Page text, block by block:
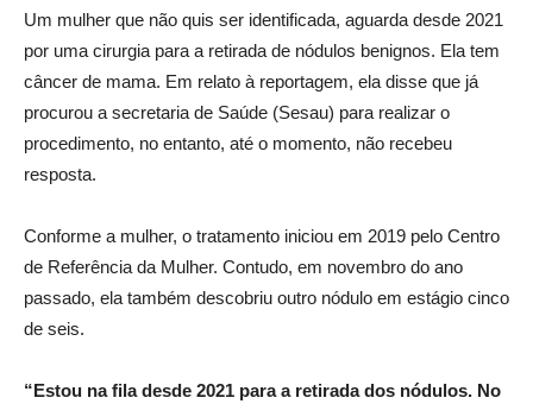
Um mulher que não quis ser identificada, aguarda desde 2021
por uma cirurgia para a retirada de nódulos benignos. Ela tem
câncer de mama. Em relato à reportagem, ela disse que já
procurou a secretaria de Saúde (Sesau) para realizar o
procedimento, no entanto, até o momento, não recebeu
resposta.
Conforme a mulher, o tratamento iniciou em 2019 pelo Centro
de Referência da Mulher. Contudo, em novembro do ano
passado, ela também descobriu outro nódulo em estágio cinco
de seis.
“Estou na fila desde 2021 para a retirada dos nódulos. No